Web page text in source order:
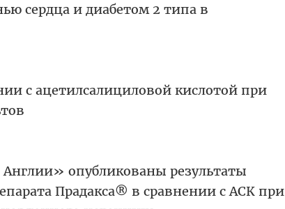
сердца и диабетом 2 типа в
с ацетилсалициловой кислотой при
опубликованы результаты
Прадакса® в сравнении с АСК при